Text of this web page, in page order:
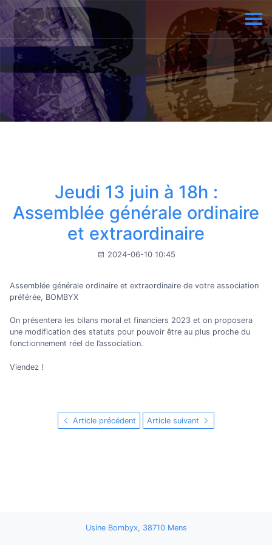
Jeudi 13 juin à 18h :
Assemblée générale ordinaire
et extraordinaire
2024-06-10 10:45
Assemblée générale ordinaire et extraordinaire de votre association
préférée, BOMBYX
On présentera les bilans moral et financiers 2023 et on proposera
une modification des statuts pour pouvoir être au plus proche du
fonctionnement réel de l’association.
Viendez !
Article précédent Article suivant
Usine Bombyx, 38710 Mens